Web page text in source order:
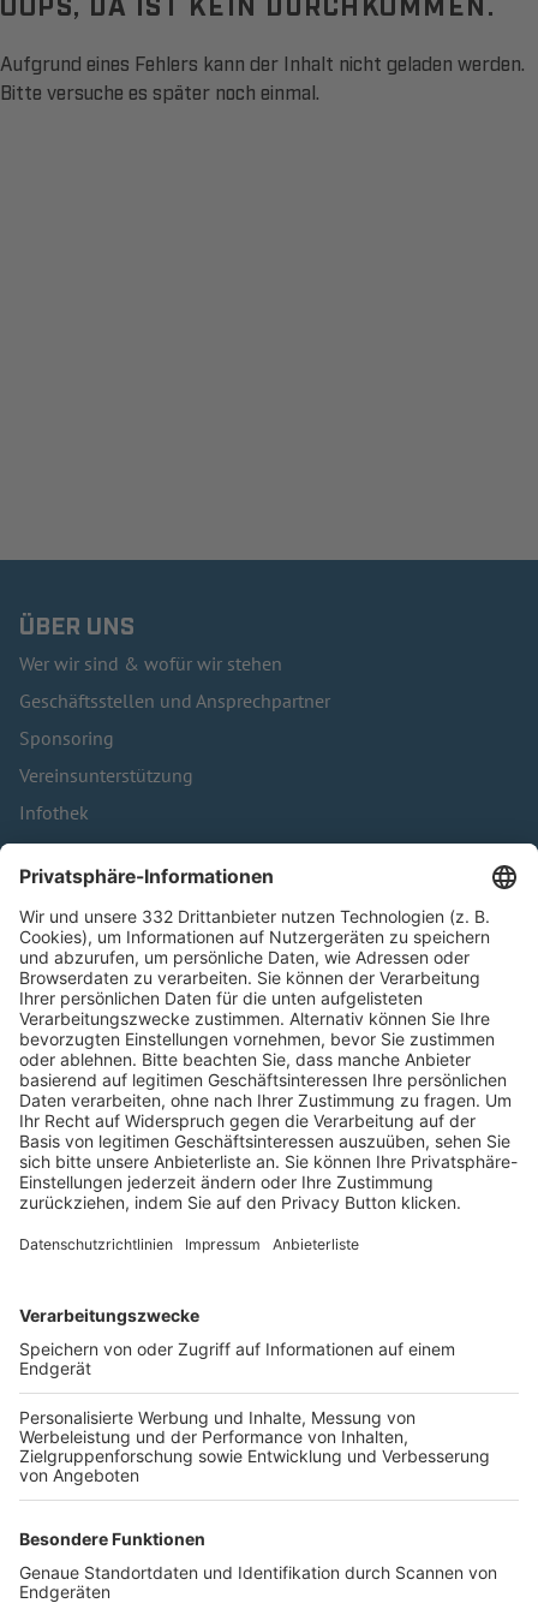
Aufgrund eines Fehlers kann der Inhalt nicht geladen werden.
Bitte versuche es später noch einmal.
ÜBER UNS
Wer wir sind & wofür wir stehen
Geschäftsstellen und Ansprechpartner
Sponsoring
Vereinsunterstützung
Infothek
Kontakt
HÄUFIG BESUCHTE SEITEN
Pässe und Vereinswechsel
Trainerausbildung
Schulungsangebot Vereinsmitarbeiter
BFV-Geschäftsstellen
Trainerbörse
Login SpielPlus
FOLGE DEM BFV
TOP-VEREINE
TOP-PARTNER